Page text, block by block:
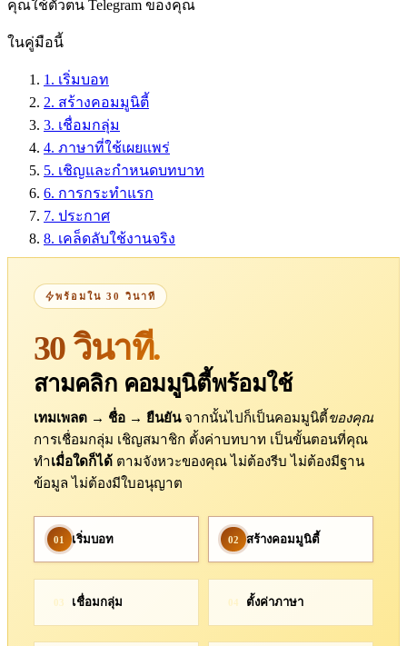
คุณใช้ตัวตน Telegram ของคุณ
ในคู่มือนี้
1. เริ่มบอท
2. สร้างคอมมูนิตี้
3. เชื่อมกลุ่ม
4. ภาษาที่ใช้เผยแพร่
5. เชิญและกำหนดบทบาท
6. การกระทำแรก
7. ประกาศ
8. เคล็ดลับใช้งานจริง
พร้อมใน 30 วินาที
30 วินาที.
สามคลิก คอมมูนิตี้พร้อมใช้
เทมเพลต → ชื่อ → ยืนยันจากนั้นไปก็เป็นคอมมูนิตี้ของคุณ
การเชื่อมกลุ่ม เชิญสมาชิก ตั้งค่าบทบาท เป็นขั้นตอนที่คุณ
ทำเมื่อใดก็ได้ ตามจังหวะของคุณ ไม่ต้องรีบ ไม่ต้องมีฐาน
ข้อมูล ไม่ต้องมีใบอนุญาต
01 เริ่มบอท 02 สร้างคอมมูนิตี้
03 เชื่อมกลุ่ม 04 ตั้งค่าภาษา